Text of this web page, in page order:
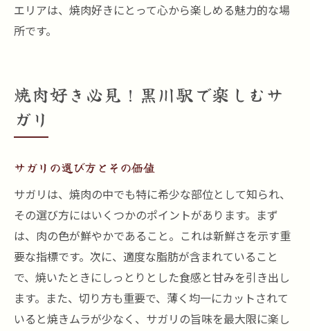
エリアは、焼肉好きにとって心から楽しめる魅力的な場
所です。
焼肉好き必見！黒川駅で楽しむサ
ガリ
サガリの選び方とその価値
サガリは、焼肉の中でも特に希少な部位として知られ、
その選び方にはいくつかのポイントがあります。まず
は、肉の色が鮮やかであること。これは新鮮さを示す重
要な指標です。次に、適度な脂肪が含まれていること
で、焼いたときにしっとりとした食感と甘みを引き出し
ます。また、切り方も重要で、薄く均一にカットされて
いると焼きムラが少なく、サガリの旨味を最大限に楽し